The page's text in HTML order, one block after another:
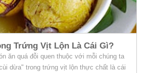
Trứng Vịt Lộn Là Cái Gì?
ăn quá đỗi quen thuộc với mỗi chúng ta
dừa" trong trứng vịt lộn thực chất là cái